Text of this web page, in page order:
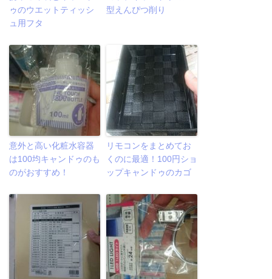
ゥのウエットティッシ
ュ用フタ
型えんぴつ削り
意外と高い化粧水容器
は100均キャンドゥのも
のがおすすめ！
リモコンをまとめてお
くのに最適！100円ショ
ップキャンドゥのカゴ